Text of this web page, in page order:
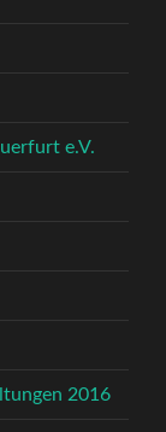
e.V.
2016